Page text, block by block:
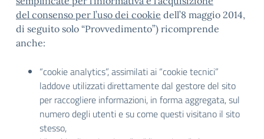
del consenso per l’uso dei cookie dell’8 maggio 2014,
di seguito solo “Provvedimento”) ricomprende
anche:
“cookie analytics”, assimilati ai “cookie tecnici”
laddove utilizzati direttamente dal gestore del sito
per raccogliere informazioni, in forma aggregata, sul
numero degli utenti e su come questi visitano il sito
stesso,